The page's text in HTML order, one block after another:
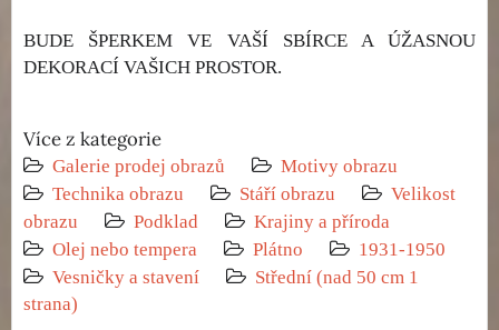
BUDE ŠPERKEM VE VAŠÍ SBÍRCE A ÚŽASNOU
DEKORACÍ VAŠICH PROSTOR.
Více z kategorie
Galerie prodej obrazů
Motivy obrazu
Technika obrazu
Stáří obrazu
Velikost
obrazu
Podklad
Krajiny a příroda
Olej nebo tempera
Plátno
1931-1950
Vesničky a stavení
Střední (nad 50 cm 1
strana)